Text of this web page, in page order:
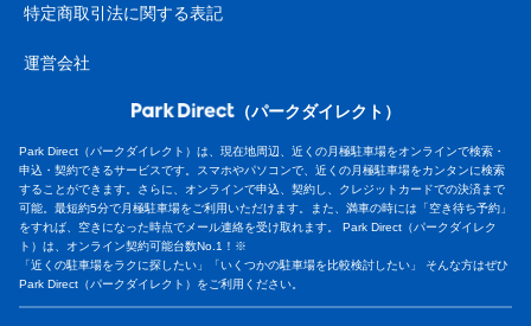
特定商取引法に関する表記
運営会社
（パークダイレクト）
Park Direct（パークダイレクト）は、現在地周辺、近くの月極駐車場をオンラインで検索・
申込・契約できるサービスです。スマホやパソコンで、近くの月極駐車場をカンタンに検索
することができます。さらに、オンラインで申込、契約し、クレジットカードでの決済まで
可能。最短約5分で月極駐車場をご利用いただけます。また、満車の時には「空き待ち予約」
をすれば、空きになった時点でメール連絡を受け取れます。 Park Direct（パークダイレク
ト）は、オンライン契約可能台数No.1！※
「近くの駐車場をラクに探したい」「いくつかの駐車場を比較検討したい」 そんな方はぜひ
Park Direct（パークダイレクト）をご利用ください。